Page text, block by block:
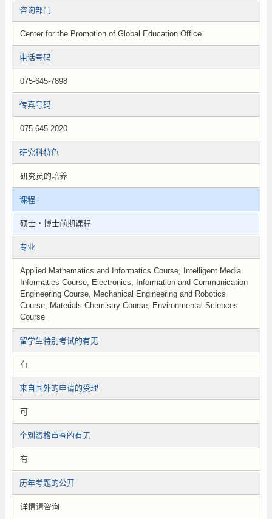
咨询部门
Center for the Promotion of Global Education Office
电话号码
075-645-7898
传真号码
075-645-2020
研究科特色
研究员的培养
课程
硕士・博士前期课程
专业
Applied Mathematics and Informatics Course, Intelligent Media
Informatics Course, Electronics, Information and Communication
Engineering Course, Mechanical Engineering and Robotics
Course, Materials Chemistry Course, Environmental Sciences
Course
留学生特别考试的有无
有
来自国外的申请的受理
可
个别资格审查的有无
有
历年考题的公开
详情请咨询